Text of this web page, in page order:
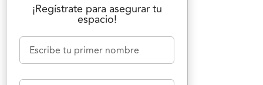
¡Regístrate para asegurar tu
espacio!